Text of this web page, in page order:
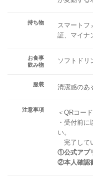
持ち物
スマートフ
証、マイナ
お食事
飲み物
ソフトドリ
服装 清潔感のあ
注意事項
＜QRコー
・受付前
い。
完了して
①公式アプ
②本人確認